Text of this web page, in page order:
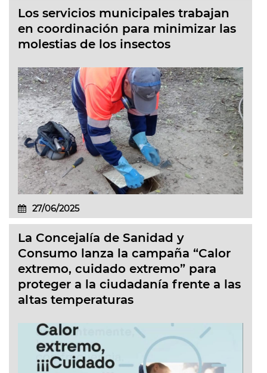
Los servicios municipales trabajan
en coordinación para minimizar las
molestias de los insectos
27/06/2025
La Concejalía de Sanidad y
Consumo lanza la campaña “Calor
extremo, cuidado extremo” para
proteger a la ciudadanía frente a las
altas temperaturas